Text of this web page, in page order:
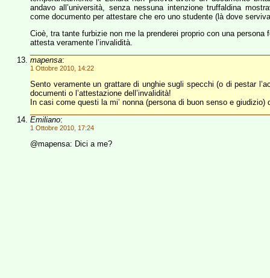
andavo all’università, senza nessuna intenzione truffaldina
come documento per attestare che ero uno studente (là dove
Cioè, tra tante furbizie non me la prenderei proprio con una
attesta veramente l’invalidità.
mapensa:
1 Ottobre 2010, 14:22
Sento veramente un grattare di unghie sugli specchi (o di pestar
documenti o l’attestazione dell’invalidità!
In casi come questi la mi’ nonna (persona di buon senso e
Emiliano:
1 Ottobre 2010, 17:24
@mapensa: Dici a me?